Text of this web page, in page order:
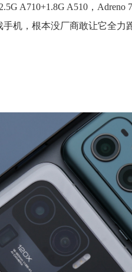
A710+1.8G A510，
机，根本没厂商敢让它全力